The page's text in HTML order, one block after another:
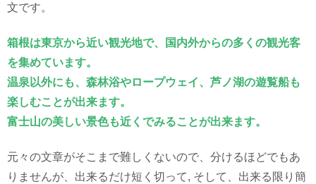
文です。
箱根は東京から近い観光地で、国内外からの多くの観光客
を集めています。
温泉以外にも、森林浴やロープウェイ、芦ノ湖の遊覧船も
楽しむことが出来ます。
富士山の美しい景色も近くでみることが出来ます。
元々の文章がそこまで難しくないので、分けるほどでもあ
りませんが、出来るだけ短く切って, そして、出来る限り簡